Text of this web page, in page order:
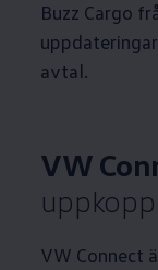
Buzz Cargo
avtal.
VW
VW Connect